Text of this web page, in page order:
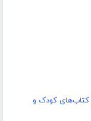
کتاب‌های کودک و